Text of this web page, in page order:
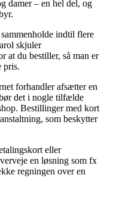
damer – en hel del, og
indtil flere
skjuler
at du bestiller, så man er
pris.
forhandler afsætter en
det i nogle tilfælde
Bestillinger med kort
som beskytter
eller
en løsning som fx
regningen over en